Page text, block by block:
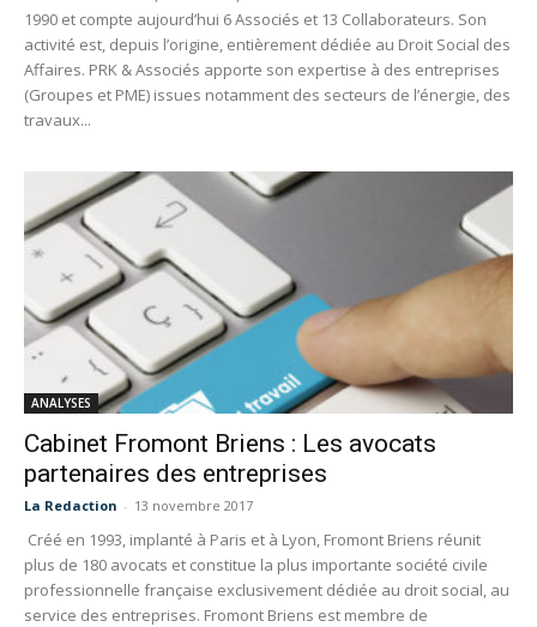
1990 et compte aujourd’hui 6 Associés et 13 Collaborateurs. Son
activité est, depuis l’origine, entièrement dédiée au Droit Social des
Affaires. PRK & Associés apporte son expertise à des entreprises
(Groupes et PME) issues notamment des secteurs de l’énergie, des
travaux...
ANALYSES
Cabinet Fromont Briens : Les avocats
partenaires des entreprises
La Redaction - 13 novembre 2017
Créé en 1993, implanté à Paris et à Lyon, Fromont Briens réunit
plus de 180 avocats et constitue la plus importante société civile
professionnelle française exclusivement dédiée au droit social, au
service des entreprises. Fromont Briens est membre de